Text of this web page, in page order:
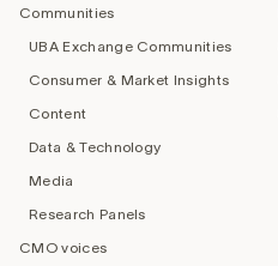
Communities
UBA Exchange Communities
Consumer & Market Insights
Content
Data & Technology
Media
Research Panels
CMO voices